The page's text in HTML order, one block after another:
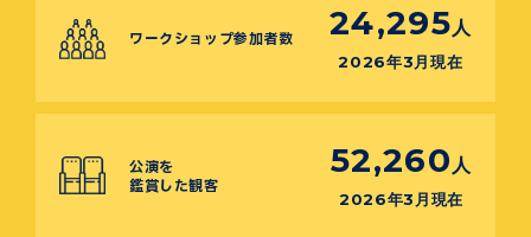
ワークショップ参加者数 24,295 人
2026年3月現在
公演を
鑑賞した観客
52,260 人
2026年3月現在